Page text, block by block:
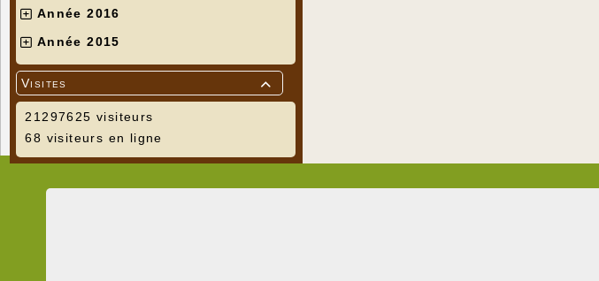
Année 2016
Année 2015

Visites
21297625 visiteurs
68 visiteurs en ligne